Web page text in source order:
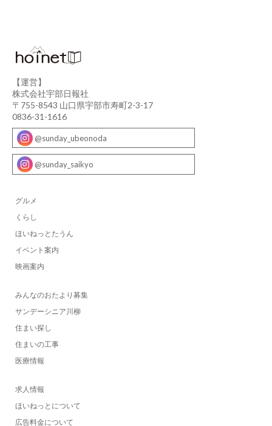
【運営】
株式会社宇部日報社
〒755-8543 山口県宇部市寿町2-3-17
0836-31-1616
@sunday_ubeonoda
@sunday_saikyo
グルメ
くらし
ほいねっとたうん
イベント案内
映画案内
みんなのおたより募集
サンデーシニア川柳
住まい探し
住まいの工事
医療情報
求人情報
ほいねっとについて
広告料金について